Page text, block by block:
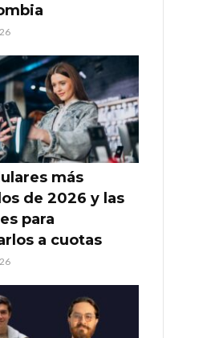
más
de 2026 y las
para
a cuotas